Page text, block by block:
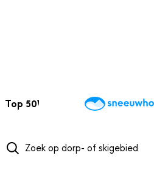
Top 50Webcams